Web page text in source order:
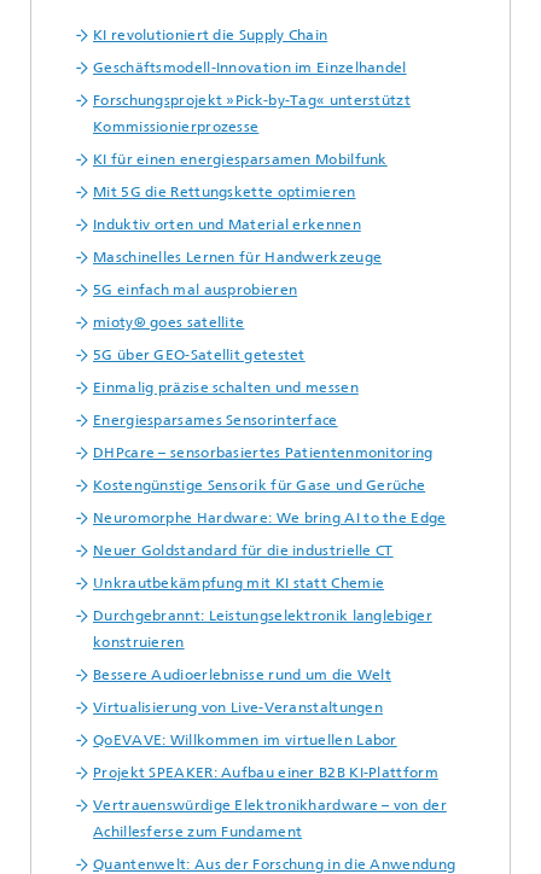
KI revolutioniert die Supply Chain
Geschäftsmodell-Innovation im Einzelhandel
Forschungsprojekt »Pick-by-Tag« unterstützt
Kommissionierprozesse
KI für einen energiesparsamen Mobilfunk
Mit 5G die Rettungskette optimieren
Induktiv orten und Material erkennen
Maschinelles Lernen für Handwerkzeuge
5G einfach mal ausprobieren
mioty® goes satellite
5G über GEO-Satellit getestet
Einmalig präzise schalten und messen
Energiesparsames Sensorinterface
DHPcare – sensorbasiertes Patientenmonitoring
Kostengünstige Sensorik für Gase und Gerüche
Neuromorphe Hardware: We bring AI to the Edge
Neuer Goldstandard für die industrielle CT
Unkrautbekämpfung mit KI statt Chemie
Durchgebrannt: Leistungselektronik langlebiger
konstruieren
Bessere Audioerlebnisse rund um die Welt
Virtualisierung von Live-Veranstaltungen
QoEVAVE: Willkommen im virtuellen Labor
Projekt SPEAKER: Aufbau einer B2B KI-Plattform
Vertrauenswürdige Elektronikhardware – von der
Achillesferse zum Fundament
Quantenwelt: Aus der Forschung in die Anwendung